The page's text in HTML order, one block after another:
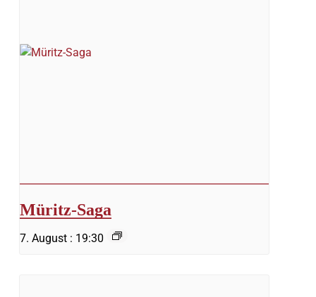
Müritz-Saga
7. August : 19:30